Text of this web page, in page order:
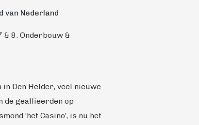
stad van Nederland
8. Onderbouw &
Den Helder, veel nieuwe
de geallieerden op
‘het Casino’, is nu het